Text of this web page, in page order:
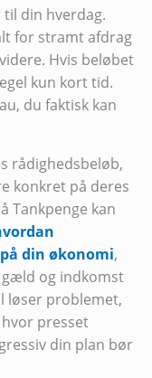
til din hverdag.
for stramt afdrag
Hvis beløbet
kun kort tid.
du faktisk kan
rådighedsbeløb,
konkret på deres
Tankpenge kan
din økonomi,
og indkomst
løser problemet,
presset
din plan bør